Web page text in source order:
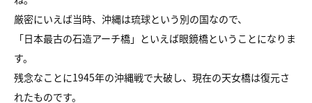
厳密にいえば当時、沖縄は琉球という別の国なので、
「日本最古の石造アーチ橋」といえば眼鏡橋ということになりま
す。
残念なことに1945年の沖縄戦で大破し、現在の天女橋は復元さ
れたものです。